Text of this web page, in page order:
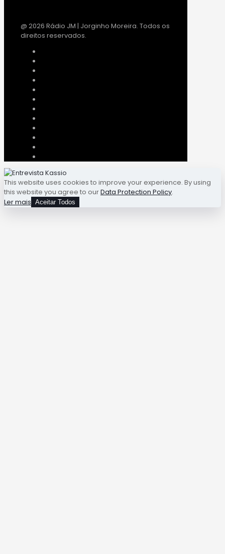
@ 2026 Rádio JM | Jorginho Moreira. Todos os
direitos reservados.
This website uses cookies to improve your experience. By using
this website you agree to ourData Protection Policy.
Ler mais Aceitar Todos